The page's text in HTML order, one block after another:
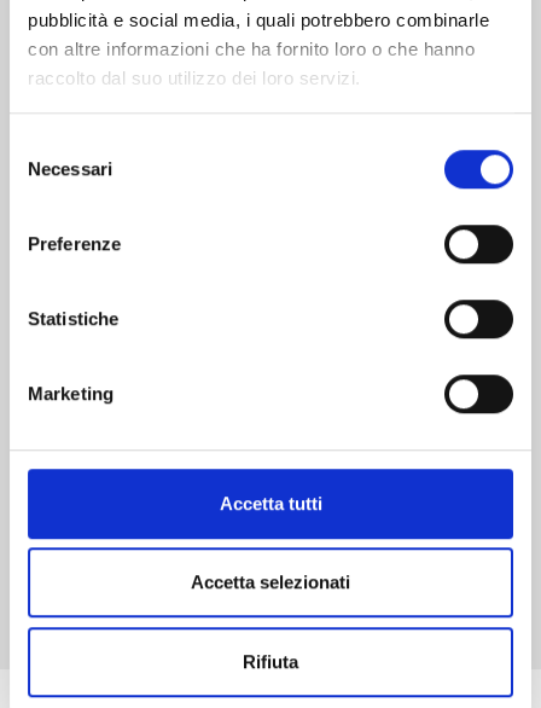
pubblicità e social media, i quali potrebbero combinarle
con altre informazioni che ha fornito loro o che hanno
raccolto dal suo utilizzo dei loro servizi.
delNecessari
Preferenze
Statistiche
Marketing
Accetta tutti
Accetta selezionati
Rifiuta
Mostra tutto